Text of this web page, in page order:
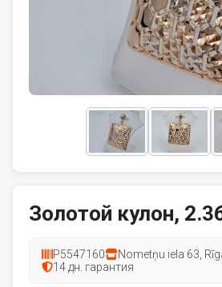
Золотой кулон,
P5547160 Nometņu iela 63,
14 дн. гарантия